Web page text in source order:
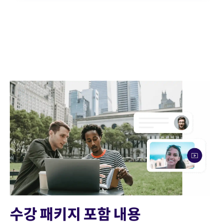
수강 패키지 포함 내용